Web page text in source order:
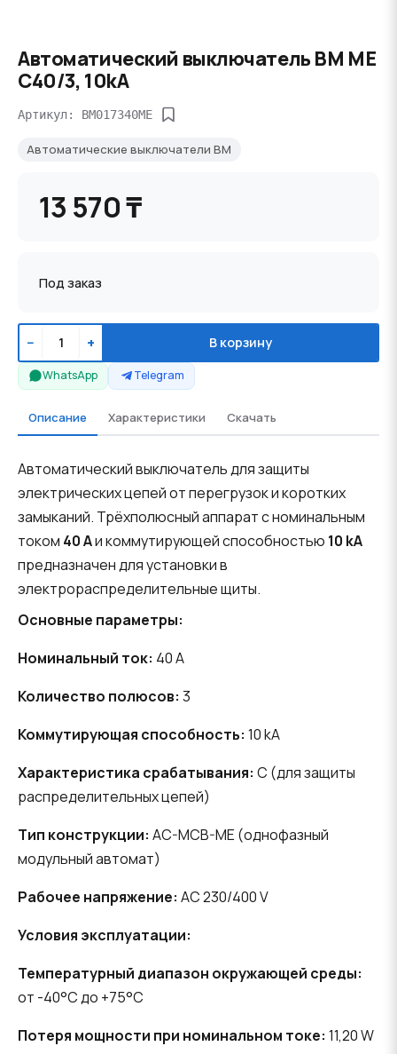
Автоматический выключатель BM ME
C40/3, 10kA
Артикул: BM017340ME
Автоматические выключатели BM
13 570 ₸
Под заказ
− + В корзину
WhatsApp Telegram
Описание Характеристики Скачать
Автоматический выключатель для защиты
электрических цепей от перегрузок и коротких
замыканий. Трёхполюсный аппарат с номинальным
током 40 Aи коммутирующей способностью 10 kA
предназначен для установки в
электрораспределительные щиты.
Основные параметры:
Номинальный ток: 40 A
Количество полюсов: 3
Коммутирующая способность: 10 kA
Характеристика срабатывания: C (для защиты
распределительных цепей)
Тип конструкции: AC-MCB-ME (однофазный
модульный автомат)
Рабочее напряжение: AC 230/400 V
Условия эксплуатации:
Температурный диапазон окружающей среды:
от -40°C до +75°C
Потеря мощности при номинальном токе: 11,20 W